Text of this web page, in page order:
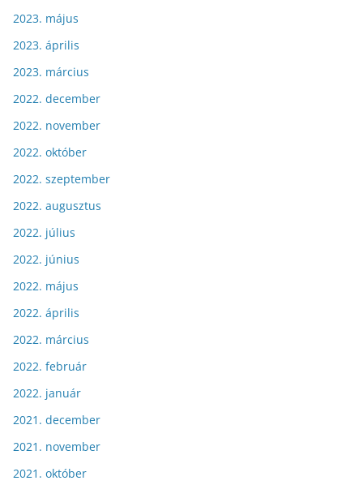
2023. május
2023. április
2023. március
2022. december
2022. november
2022. október
2022. szeptember
2022. augusztus
2022. július
2022. június
2022. május
2022. április
2022. március
2022. február
2022. január
2021. december
2021. november
2021. október